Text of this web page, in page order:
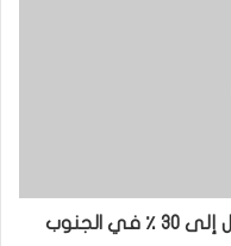
أفضل صفقات الطيران: وفر ما يصل إلى 30 ٪ في الجنوب